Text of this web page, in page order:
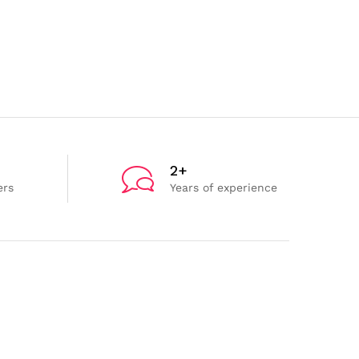
2+
Years of experience